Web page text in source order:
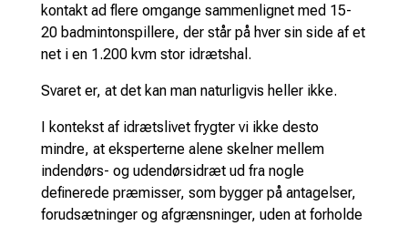
kontakt ad flere omgange sammenlignet med 15-
20 badmintonspillere, der står på hver sin side af et
net i en 1.200 kvm stor idrætshal.
Svaret er, at det kan man naturligvis heller ikke.
I kontekst af idrætslivet frygter vi ikke desto
mindre, at eksperterne alene skelner mellem
indendørs- og udendørsidræt ud fra nogle
definerede præmisser, som bygger på antagelser,
forudsætninger og afgrænsninger, uden at forholde